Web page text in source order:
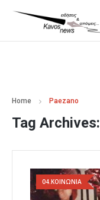
Home Paezano
Tag Archives:
04.ΚΟΙΝΩΝΙΑ